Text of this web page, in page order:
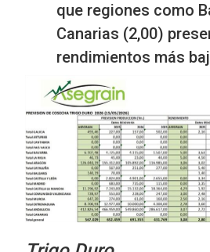
que regiones como
Canarias (2,00)
rendimientos más